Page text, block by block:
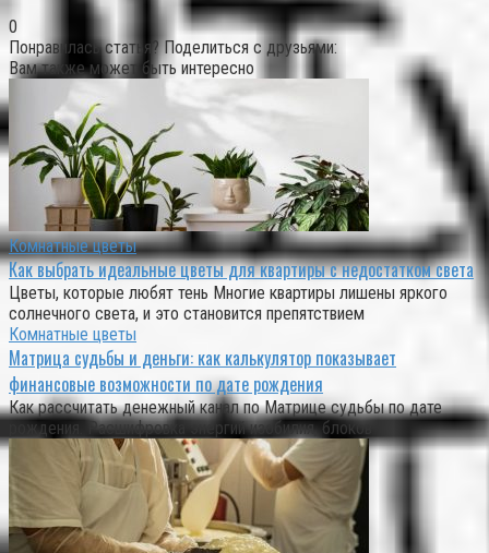
0
Понравилась статья? Поделиться с друзьями:
Вам также может быть интересно
Комнатные цветы
Как выбрать идеальные цветы для квартиры с недостатком света
Цветы, которые любят тень Многие квартиры лишены яркого
солнечного света, и это становится препятствием
Комнатные цветы
Матрица судьбы и деньги: как калькулятор показывает
финансовые возможности по дате рождения
Как рассчитать денежный канал по Матрице судьбы по дате
рождения. Расшифровка энергий изобилия, блоков